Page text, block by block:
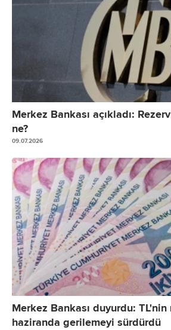
Merkez Bankası açıkladı:
ne?
09.07.2026
Merkez Bankası duyurdu:
haziranda gerilemeyi sürdürdü